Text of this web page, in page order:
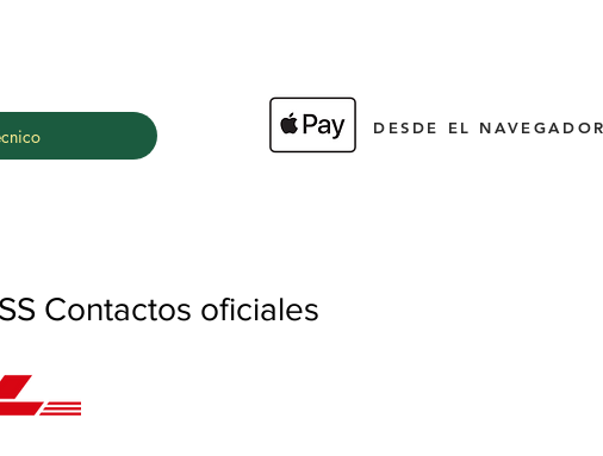
DESDE EL
Contactos oficiales